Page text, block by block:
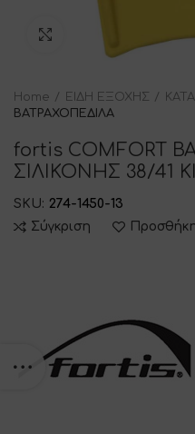
Click to enlarge
Home ΕΙΔΗ ΕΞΟΧΗΣ
ΒΑΤΡΑΧΟΠΕΔΙΛΑ
fortis COMFORT
ΣΙΛΙΚΟΝΗΣ 38/41
SKU: 274-1450-13
Σύγκριση